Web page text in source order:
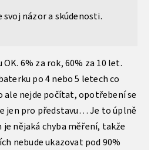
názor a skúdenosti.
OK. 6% za rok, 60% za 10 let.
po 4 nebo 5 letech co
ale nejde počítat, opotřebení se
jen pro představu… Je to úplně
nějaká chyba měření, takže
nebude ukazovat pod 90%